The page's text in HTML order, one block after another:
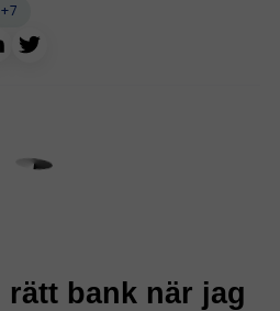
+7
bank när jag